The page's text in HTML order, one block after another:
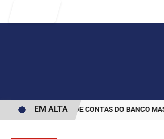
BLOQUEIO DE CONTAS DO BANCO
EM ALTA